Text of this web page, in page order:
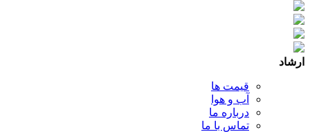
ارشاد
قیمت ها
آب و هوا
درباره ما
تماس با ما